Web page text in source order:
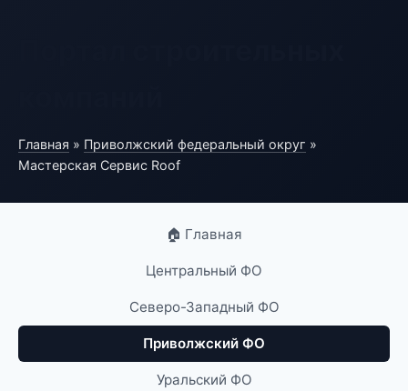
Главная » Приволжский федеральный округ »
Мастерская Сервис Roof
🏠 Главная
Центральный ФО
Северо-Западный ФО
Приволжский ФО
Уральский ФО